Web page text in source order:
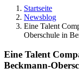
Startseite
Newsblog
Eine Talent
Oberschule in
Eine Talent
Beckmann-